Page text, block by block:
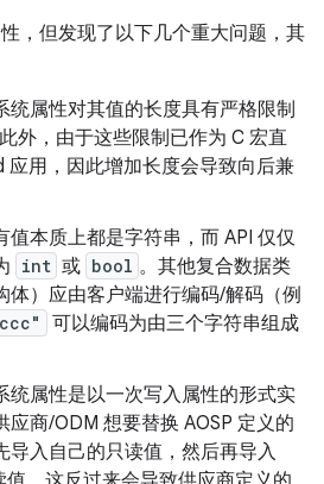
，但发现了以下几个重大问题，其
统属性对其值的长度具有严格限制
外，由于这些限制已作为 C 宏直
应用，因此增加长度会导致向后兼
值本质上都是字符串，而 API 仅仅
int 或 bool 。其他复合数据类
体）应由客户端进行编码/解码（例
可以编码为由三个字符串组成
统属性是以一次写入属性的形式实
应商/ODM 想要替换 AOSP 定义的
导入自己的只读值，然后再导入